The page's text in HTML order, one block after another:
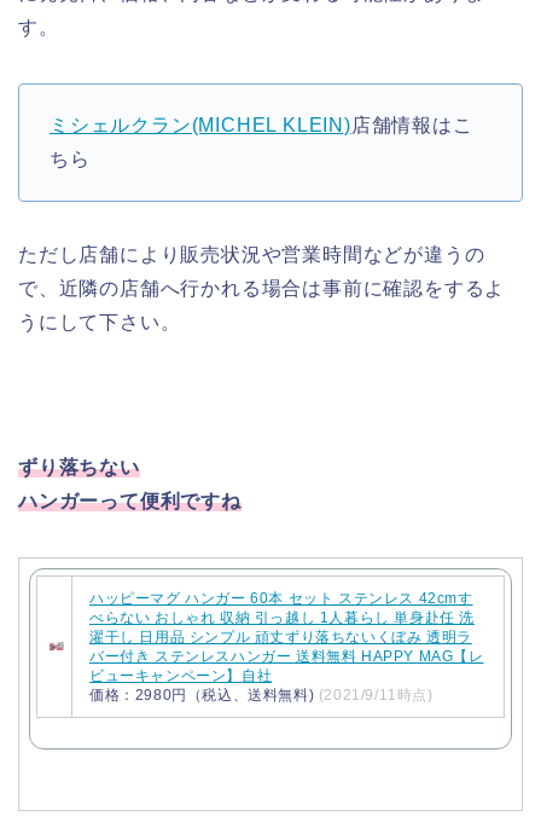
す。
ミシェルクラン(MICHEL KLEIN)店舗情報はこ
ちら
ただし店舗により販売状況や営業時間などが違うの
で、近隣の店舗へ行かれる場合は事前に確認をするよ
うにして下さい。
ずり落ちない
ハンガーって便利ですね
ハッピーマグ ハンガー 60本 セット ステンレス 42cmす
べらない おしゃれ 収納 引っ越し 1人暮らし 単身赴任 洗
濯干し 日用品 シンプル 頑丈ずり落ちないくぼみ 透明ラ
バー付き ステンレスハンガー 送料無料 HAPPY MAG【レ
ビューキャンペーン】自社
価格：2980円（税込、送料無料) (2021/9/11時点)